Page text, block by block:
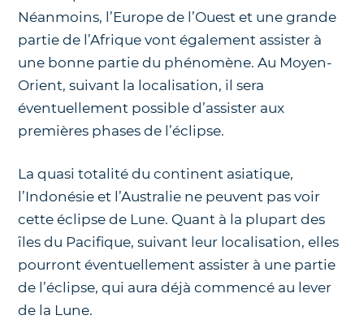
Néanmoins, l’Europe de l’Ouest et une grande
partie de l’Afrique vont également assister à
une bonne partie du phénomène. Au Moyen-
Orient, suivant la localisation, il sera
éventuellement possible d’assister aux
premières phases de l’éclipse.
La quasi totalité du continent asiatique,
l’Indonésie et l’Australie ne peuvent pas voir
cette éclipse de Lune. Quant à la plupart des
îles du Pacifique, suivant leur localisation, elles
pourront éventuellement assister à une partie
de l’éclipse, qui aura déjà commencé au lever
de la Lune.